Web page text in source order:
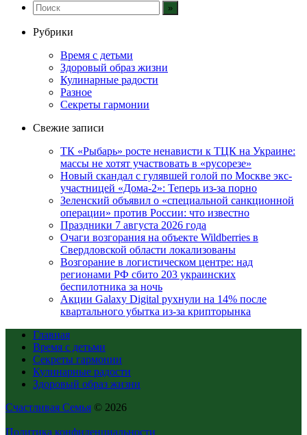
Рубрики
Время с детьми
Здоровый образ жизни
Кулинарные радости
Разное
Секреты гармонии
Свежие записи
ТК «Рыбарь» росте ненависти к ТЦК на Украине:
массы не хотят участвовать в «русорезе»
Новый скандал с гулявшей голой по Москве экс-
участницей «Дома-2»: Теперь из-за порно
Зеленский объявил о «специальной санкционной
операции» против России: что известно
Праздники 7 августа 2026 года
Очаги возгорания на объекте Wildberries в
Свердловской области локализованы
Возгорание в логистическом центре: над
регионами РФ сбито 203 украинских
беспилотника за ночь
Акции Galaxy Digital рухнули на 14% после
квартального убытка из-за крипторынка
Главная
Время с детьми
Секреты гармонии
Кулинарные радости
Здоровый образ жизни
Счастливая Семья © 2026
Политика конфиденциальности